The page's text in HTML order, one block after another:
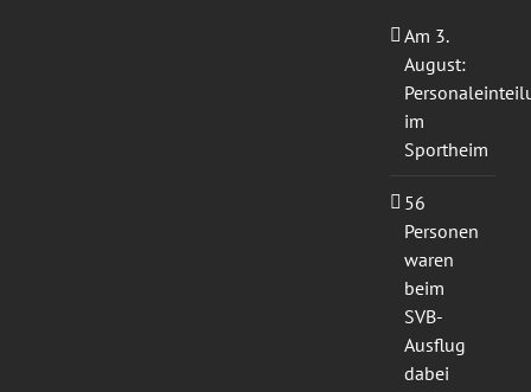
Am 3.
August:
im
Sportheim
56
Personen
waren
beim
SVB-
Ausflug
dabei